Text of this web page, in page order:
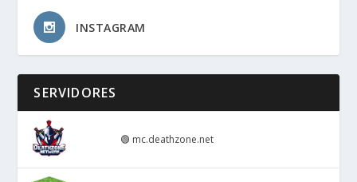
INSTAGRAM
SERVIDORES
🟢 mc.deathzone.net